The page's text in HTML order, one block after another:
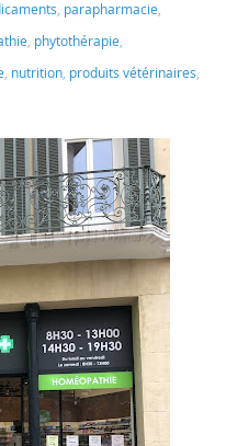
, parapharmacie,
, phytothérapie,
, nutrition, produits vétérinaires,